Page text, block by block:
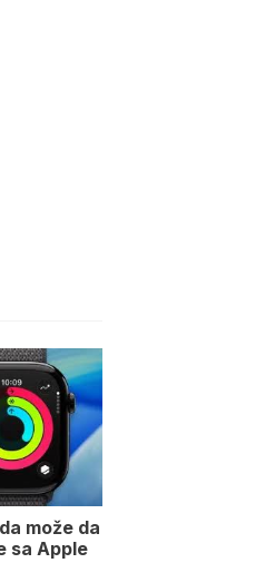
može da
sa Apple